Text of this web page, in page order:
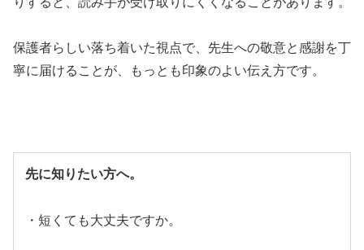
保護者らしい落ち着いた視点で、先生への敬意と感謝を丁
寧に届けることが、もっとも印象のよい伝え方です。
先に知りたい方へ。
・短くても大丈夫ですか。